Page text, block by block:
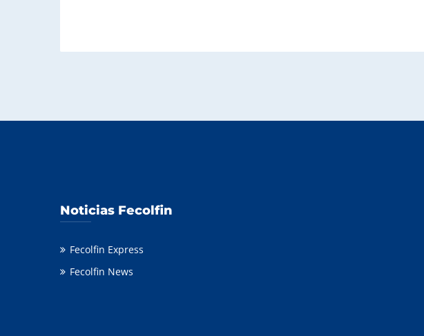
Noticias Fecolfin
Fecolfin Express
Fecolfin News